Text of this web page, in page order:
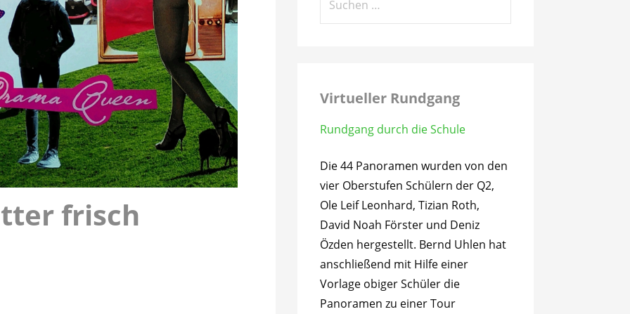
frisch
Virtueller Rundgang
Rundgang durch die Schule
Die 44 Panoramen wurden von den
vier Oberstufen Schülern der Q2,
Ole Leif Leonhard, Tizian Roth,
David Noah Förster und Deniz
Özden hergestellt. Bernd Uhlen hat
anschließend mit Hilfe einer
Vorlage obiger Schüler die
Panoramen zu einer Tour